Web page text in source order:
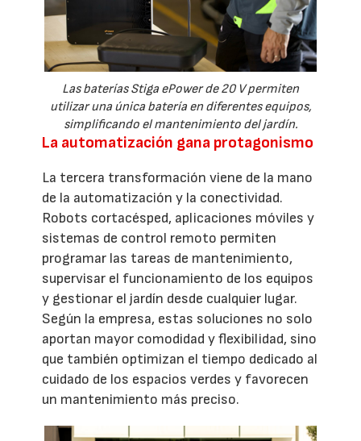
Las baterías Stiga ePower de 20 V permiten
utilizar una única batería en diferentes equipos,
simplificando el mantenimiento del jardín.
La automatización gana protagonismo
La tercera transformación viene de la mano
de la automatización y la conectividad.
Robots cortacésped, aplicaciones móviles y
sistemas de control remoto permiten
programar las tareas de mantenimiento,
supervisar el funcionamiento de los equipos
y gestionar el jardín desde cualquier lugar.
Según la empresa, estas soluciones no solo
aportan mayor comodidad y flexibilidad, sino
que también optimizan el tiempo dedicado al
cuidado de los espacios verdes y favorecen
un mantenimiento más preciso.